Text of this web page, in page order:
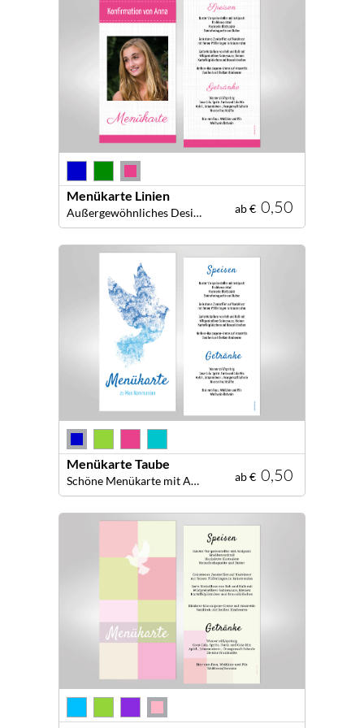
ab € 0,50
Menükarte Linien
Außergewöhnliches Design! Kreative Menükarte für Ihre Festtafel!
ab € 0,50
Menükarte Taube
Schöne Menükarte mit Aquarell Taube in kräftigen Farben!